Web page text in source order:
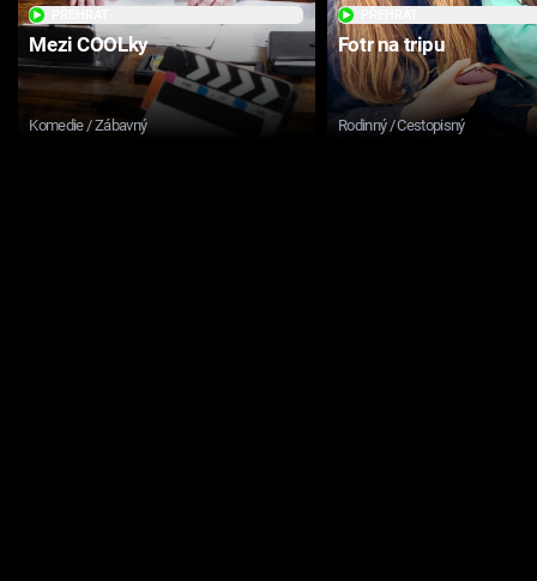
Mezi COOLky
Komedie / Zábavný
Fotr na tripu
Rodinný / Cestopisný